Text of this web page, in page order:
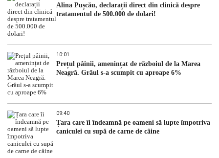
Alina Pușcău, declarații direct din clinică despre
tratamentul de 500.000 de dolari!
10:01
Prețul pâinii, amenințat de războiul de la Marea
Neagră. Grâul s-a scumpit cu aproape 6%
09:40
Țara care îi îndeamnă pe oameni să lupte împotriva
caniculei cu supă de carne de câine